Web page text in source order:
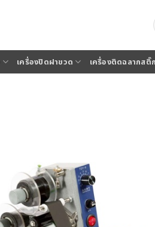
เครื่องปิดฝาขวด เครื่องติดฉลากสติ๊